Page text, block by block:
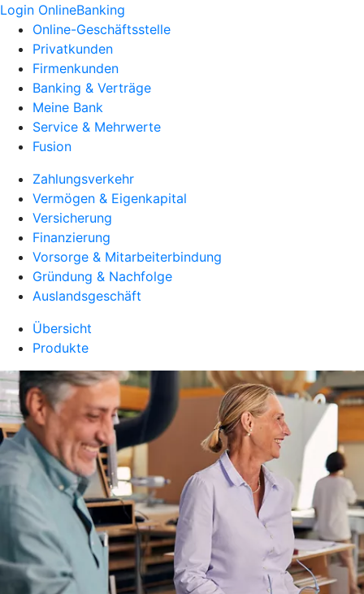
Login OnlineBanking
Online-Geschäftsstelle
Privatkunden
Firmenkunden
Banking & Verträge
Meine Bank
Service & Mehrwerte
Fusion
Zahlungsverkehr
Vermögen & Eigenkapital
Versicherung
Finanzierung
Vorsorge & Mitarbeiterbindung
Gründung & Nachfolge
Auslandsgeschäft
Übersicht
Produkte